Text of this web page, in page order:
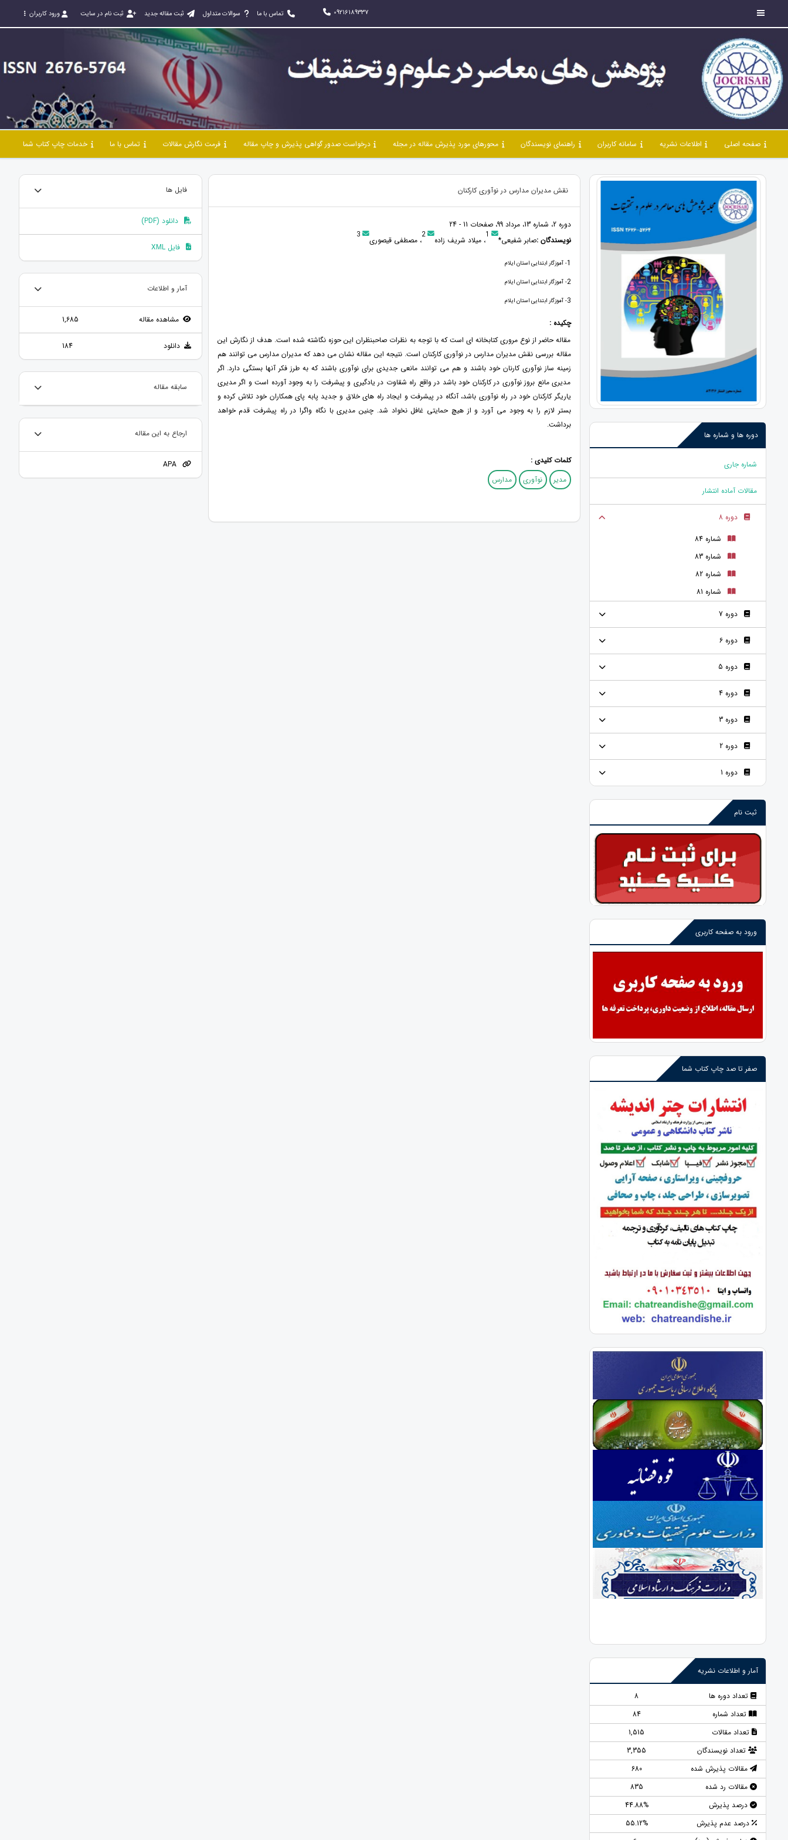
09216189337 تماس با ما سوالات متداول ثبت مقاله جدید ثبت نام در سایت ورود کاربران
صفحه اصلی اطلاعات نشریه سامانه کاربران راهنمای نویسندگان محورهای مورد پذیرش مقاله در مجله درخواست صدور گواهی پذیرش و چاپ مقاله فرمت نگارش مقالات تماس با ما خدمات چاپ کتاب شما
دوره ها و شماره ها
شماره جاری
مقالات آماده انتشار
دوره 8
شماره 84
شماره 83
شماره 82
شماره 81
دوره 7
دوره 6
دوره 5
دوره 4
دوره 3
دوره 2
دوره 1
ثبت نام
ورود به صفحه کاربری
صفر تا صد چاپ کتاب شما
آمار و اطلاعات نشریه
تعداد دوره ها
8
تعداد شماره
84
تعداد مقالات
1,515
تعداد نویسندگان
3,355
مقالات پذیرش شده
680
مقالات رد شده
835
درصد پذیرش
44.88%
درصد عدم پذیرش
55.12%
نقش مدیران مدارس در نوآوری کارکنان
دوره 2، شماره 13، مرداد 99، صفحات 11 - 24
نویسندگان :صابر شفیعی* 1، میلاد شریف زاده 2، مصطفی قیصوری 3
1- آموزگار ابتدایی استان ایلام
2- آموزگار ابتدایی استان ایلام
3- آموزگار ابتدایی استان ایلام
چکیده :
مقاله حاضر از نوع مروری کتابخانه ای است که با توجه به نظرات صاحبنظران این حوزه نگاشته شده است. هدف از نگارش این
مقاله بررسی نقش مدیران مدارس در نوآوری کارکنان است. نتیجه این مقاله نشان می دهد که مدیران مدارس می توانند هم
زمینه ساز نوآوری کارنان خود باشند و هم می توانند مانعی جدیدی برای نوآوری باشند که به طرز فکر آنها بستگی دارد. اگر
مدیری مانع بروز نوآوری در کارکنان خود باشد در واقع راه شقاوت در یادگیری و پیشرفت را به وجود آورده است و اگر مدیری
یاریگر کارکنان خود در راه نوآوری باشد، آنگاه در پیشرفت و ایجاد راه های خلاق و جدید پابه پای همکاران خود تلاش کرده و
بستر لازم را به وجود می آورد و از هیچ حمایتی غافل نخواد شد. چنین مدیری با نگاه واگرا در راه پیشرفت قدم خواهد
برداشت.
کلمات کلیدی :
مدیر
نوآوری مدارس
فایل ها
دانلود (PDF)
فایل XML
آمار و اطلاعات
مشاهده مقاله 1,685
دانلود 184
سابقه مقاله
ارجاع به این مقاله